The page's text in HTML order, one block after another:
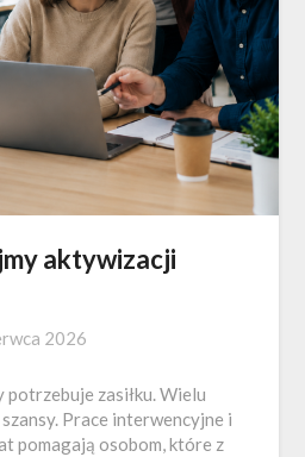
aktywizacji
2026
zasiłku. Wielu
Prace interwencyjne i
pomagają osobom, które z